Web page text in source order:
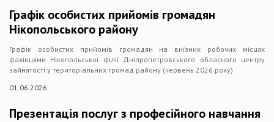
Графік особистих прийомів громадян
Нікопольського району
Графік особистих прийомів громадян на виїзних робочих місцях
фахівцями Нікопольської ​філії Дніпропетровського обласного центру
зайнятості у територіальних громад району (червень 2026 року)
01.06.2026
Презентація послуг з професійного навчання